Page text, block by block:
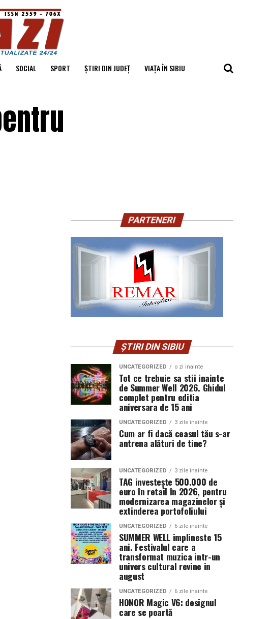
SOCIAL SPORT ȘTIRI DIN JUDEȚ VIAȚA ÎN SIBIU
PARTENERI
ȘTIRI DIN SIBIU
UNCATEGORIZED o zi inainte
Tot ce trebuie sa stii inainte
de Summer Well 2026. Ghidul
complet pentru editia
aniversara de 15 ani
UNCATEGORIZED 3 zile inainte
Cum ar fi dacă ceasul tău s-ar
antrena alături de tine?
UNCATEGORIZED 3 zile inainte
TAG investește 500.000 de
euro în retail în 2026, pentru
modernizarea magazinelor și
extinderea portofoliului
UNCATEGORIZED 6 zile inainte
SUMMER WELL implineste 15
ani. Festivalul care a
transformat muzica intr-un
univers cultural revine in
august
UNCATEGORIZED 6 zile inainte
HONOR Magic V6: designul
care se poartă